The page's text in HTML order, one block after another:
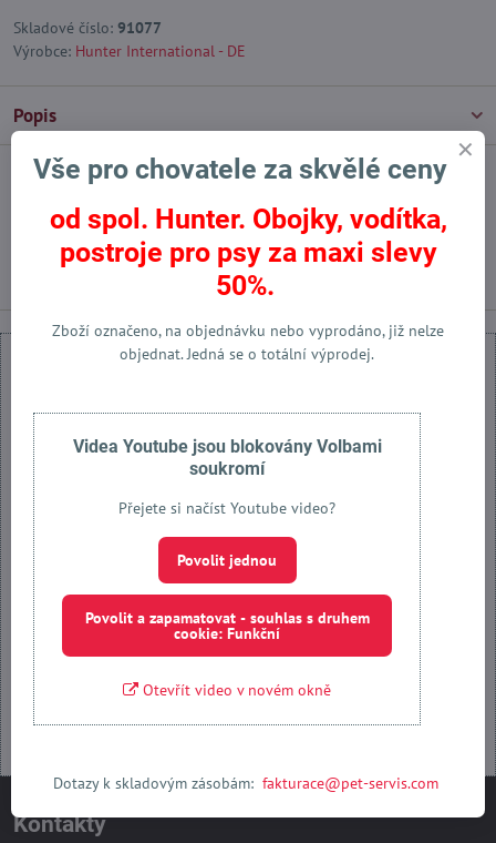
Skladové číslo: 91077
Výrobce: Hunter International - DE
Popis
mail
Předchozí produkt Následující produkt
Externí obsah je blokován Volbami soukromí
Povolit jednou
Povolit a zapamatovat - souhlas s druhem cookie: Funkční
Otevřít obsah v novém okně
Kontakty
Vše pro chovatele za skvělé ceny
od spol. Hunter. Obojky, vodítka,
postroje pro psy za maxi slevy
50%.
Zboží označeno, na objednávku nebo vyprodáno, již nelze
objednat. Jedná se o totální výprodej.
Videa Youtube jsou blokovány Volbami
soukromí
Přejete si načíst Youtube video?
Povolit jednou
Povolit a zapamatovat - souhlas s druhem
cookie: Funkční
Otevřít video v novém okně
Dotazy k skladovým zásobám:fakturace@pet-servis.com